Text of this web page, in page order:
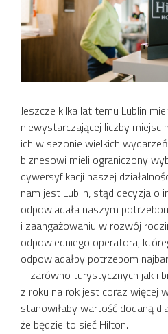
Jeszcze kilka lat temu Lublin
niewystarczającej liczby miejsc
ich w sezonie wielkich
biznesowi mieli ograniczony
dywersyfikacji naszej
nam jest Lublin, stąd decyzja o
odpowiadała naszym
i zaangażowaniu w rozwój
odpowiedniego operatora,
odpowiadałby potrzebom
– zarówno turystycznych jak i
z roku na rok jest coraz więcej
stanowiłaby wartość dodaną
że będzie to sieć Hilton.